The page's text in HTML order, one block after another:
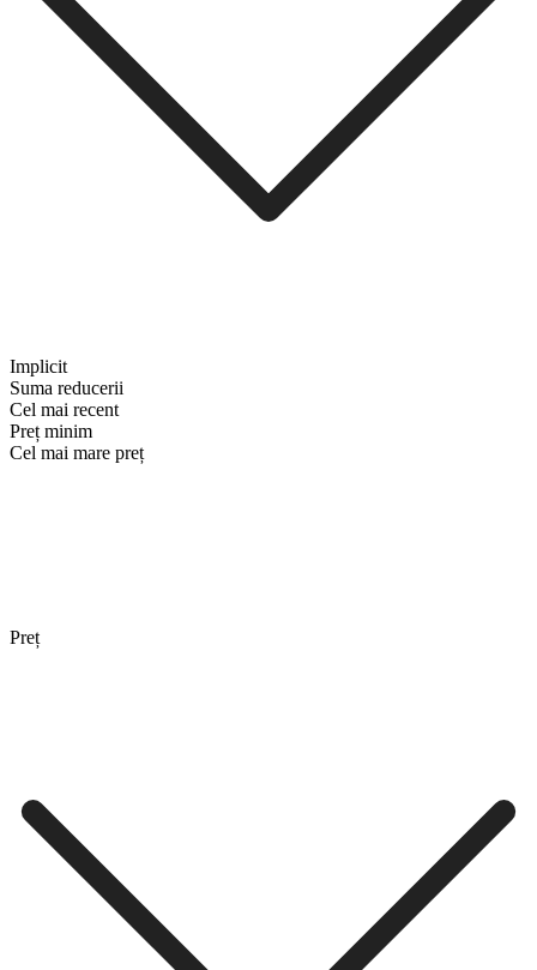
Implicit
Suma reducerii
Cel mai recent
Preț minim
Cel mai mare preț
Preț